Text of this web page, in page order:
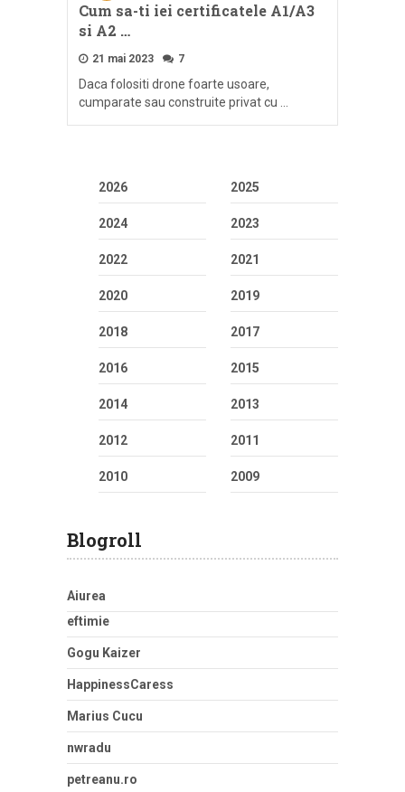
Cum sa-ti iei certificatele A1/A3
si A2 …
21 mai 2023 7
Daca folositi drone foarte usoare,
cumparate sau construite privat cu …
2026 2025
2024 2023
2022 2021
2020 2019
2018 2017
2016 2015
2014 2013
2012 2011
2010 2009
Blogroll
Aiurea
eftimie
Gogu Kaizer
HappinessCaress
Marius Cucu
nwradu
petreanu.ro